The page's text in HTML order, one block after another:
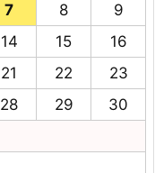
7 8
9
14 15
16
21 22
23
28 29
30